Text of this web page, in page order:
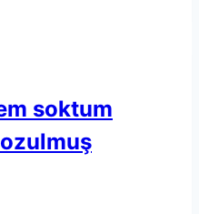
soktum